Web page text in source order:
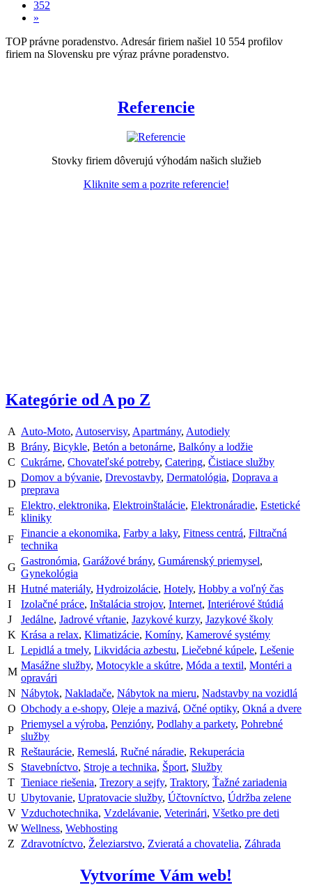
352
»
TOP právne poradenstvo. Adresár firiem našiel 10 554 profilov
firiem na Slovensku pre výraz právne poradenstvo.
Referencie
Stovky firiem dôverujú výhodám našich služieb
Kliknite sem a pozrite referencie!
Kategórie od A po Z
A Auto-Moto, Autoservisy, Apartmány, Autodiely
B Brány, Bicykle, Betón a betonárne, Balkóny a lodžie
C Cukrárne, Chovateľské potreby, Catering, Čistiace služby
D
Domov a bývanie, Drevostavby, Dermatológia, Doprava a
preprava
E
Elektro, elektronika, Elektroinštalácie, Elektronáradie, Estetické
kliniky
F
Financie a ekonomika, Farby a laky, Fitness centrá, Filtračná
technika
G
Gastronómia, Garážové brány, Gumárenský priemysel,
Gynekológia
H Hutné materiály, Hydroizolácie, Hotely, Hobby a voľný čas
I
Izolačné práce, Inštalácia strojov, Internet, Interiérové štúdiá
J
Jedálne, Jadrové vŕtanie, Jazykové kurzy, Jazykové školy
K Krása a relax, Klimatizácie, Komíny, Kamerové systémy
L Lepidlá a tmely, Likvidácia azbestu, Liečebné kúpele, Lešenie
M
Masážne služby, Motocykle a skútre, Móda a textil, Montéri a
opravári
N Nábytok, Nakladače, Nábytok na mieru, Nadstavby na vozidlá
O Obchody a e-shopy, Oleje a mazivá, Očné optiky, Okná a dvere
P
Priemysel a výroba, Penzióny, Podlahy a parkety, Pohrebné
služby
R Reštaurácie, Remeslá, Ručné náradie, Rekuperácia
S
Stavebníctvo, Stroje a technika, Šport, Služby
T Tieniace riešenia, Trezory a sejfy, Traktory, Ťažné zariadenia
U Ubytovanie, Upratovacie služby, Účtovníctvo, Údržba zelene
V Vzduchotechnika, Vzdelávanie, Veterinári, Všetko pre deti
W Wellness, Webhosting
Z
Zdravotníctvo, Železiarstvo, Zvieratá a chovatelia, Záhrada
Vytvoríme Vám web!